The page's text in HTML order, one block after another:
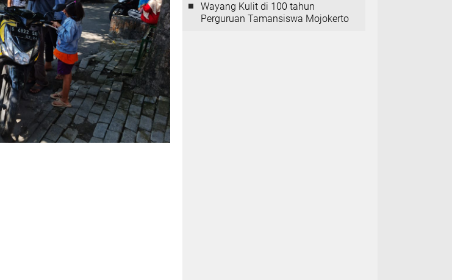
Wayang Kulit di 100 tahun
Perguruan Tamansiswa Mojokerto